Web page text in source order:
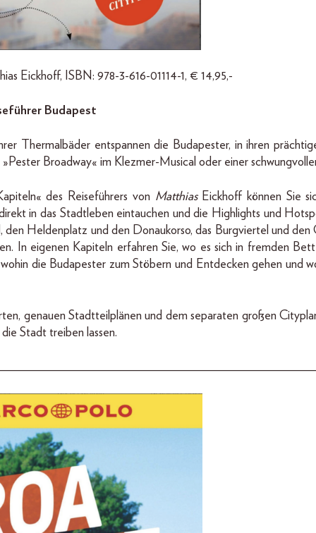
Eickhoff, ISBN: 978-3-616-01114-1, € 14,95,-
Budapest
Thermalbäder entspannen die Budapester, in ihren
Broadway« im Klezmer-Musical oder einer
des Reiseführers von MatthiasEickhoff können Sie
in das Stadtleben eintauchen und die Highlights und
den Heldenplatz und den Donaukorso, das Burgviertel und den
In eigenen Kapiteln erfahren Sie, wo es sich in fremden
die Budapester zum Stöbern und Entdecken gehen und
genauen Stadtteilplänen und dem separaten großen
Stadt treiben lassen.